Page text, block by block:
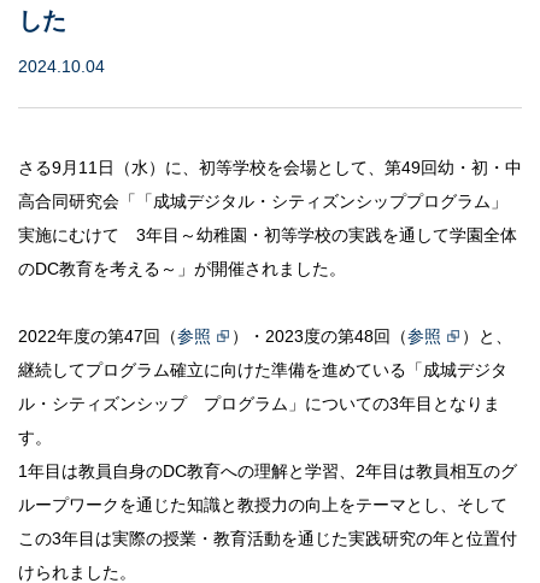
ニュース
教育研究所
成城学園同窓会
成城学園への寄付について
成城学園広報サイト「sful-full」
交通アクセス キャンパスマップ
お問い合わせ採用情報保証人・保護者の方
個人情報保護
情報セキュリティ方針
した
2024.10.04
さる9月11日（水）に、初等学校を会場として、第49回幼・初・中
高合同研究会「「成城デジタル・シティズンシッププログラム」
実施にむけて 3年目～幼稚園・初等学校の実践を通して学園全体
のDC教育を考える～」が開催されました。
2022年度の第47回（参照 ）・2023度の第48回（参照
）と、
継続してプログラム確立に向けた準備を進めている「成城デジタ
ル・シティズンシップ プログラム」についての3年目となりま
す。
1年目は教員自身のDC教育への理解と学習、2年目は教員相互のグ
ループワークを通じた知識と教授力の向上をテーマとし、そして
この3年目は実際の授業・教育活動を通じた実践研究の年と位置付
けられました。